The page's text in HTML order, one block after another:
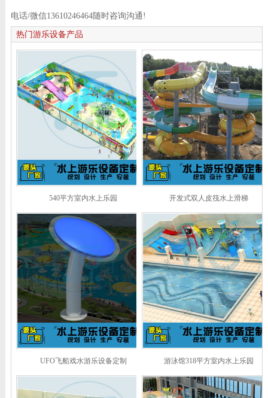
电话/微信13610246464随时咨询沟通!
热门游乐设备产品
540平方室内水上乐园 开发式双人皮筏水上滑梯
UFO飞船戏水游乐设备定制 游泳馆318平方室内水上乐园